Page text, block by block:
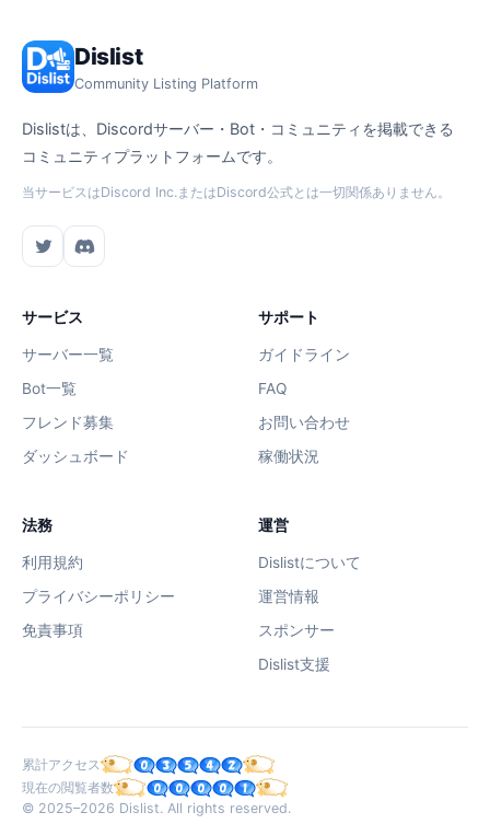
Dislist
Community Listing Platform
Dislistは、Discordサーバー・Bot・コミュニティを掲載できる
コミュニティプラットフォームです。
当サービスはDiscord Inc.またはDiscord公式とは一切関係ありません。
サービス
サーバー一覧
Bot一覧
フレンド募集
ダッシュボード
サポート
ガイドライン
FAQ
お問い合わせ
稼働状況
法務
利用規約
プライバシーポリシー
免責事項
運営
Dislistについて
運営情報
スポンサー
Dislist支援
累計アクセス
現在の閲覧者数
© 2025–2026 Dislist. All rights reserved.